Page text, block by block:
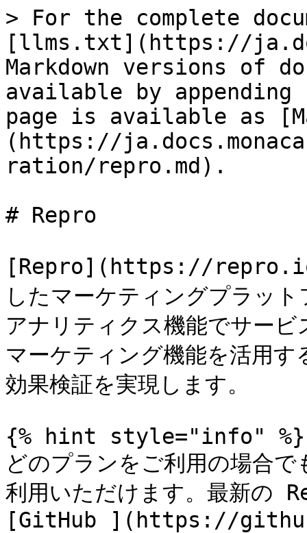
> For the complete
[llms.txt](https://
Markdown versions of
available by
page is available as
(https://
ration/repro.md).
# Repro
[Repro](https://repro.io/)
したマーケティングプラッ
アナリティクス機能でサー
マーケティング機能を活用
効果検証を実現します。
{% hint style="info" %}
どのプランをご利用の場合
利用いただけます。最新の
[GitHub ](https://